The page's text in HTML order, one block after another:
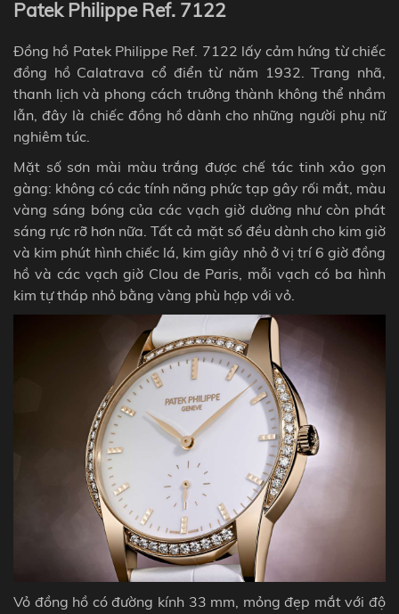
Patek Philippe Ref. 7122
Đồng hồ Patek Philippe Ref. 7122 lấy cảm hứng từ chiếc
đồng hồ Calatrava cổ điển từ năm 1932. Trang nhã,
thanh lịch và phong cách trưởng thành không thể nhầm
lẫn, đây là chiếc đồng hồ dành cho những người phụ nữ
nghiêm túc.
Mặt số sơn mài màu trắng được chế tác tinh xảo gọn
gàng: không có các tính năng phức tạp gây rối mắt, màu
vàng sáng bóng của các vạch giờ dường như còn phát
sáng rực rỡ hơn nữa.Tất cả mặt số đều dành cho kim giờ
và kim phút hình chiếc lá, kim giây nhỏ ở vị trí 6 giờ đồng
hồ và các vạch giờ Clou de Paris, mỗi vạch có ba hình
kim tự tháp nhỏ bằng vàng phù hợp với vỏ.
Vỏ đồng hồ có đường kính 33 mm, mỏng đẹp mắt với độ